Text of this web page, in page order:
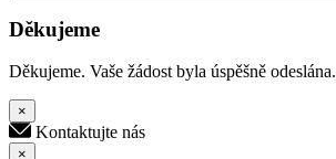
Děkujeme
Děkujeme. Vaše žádost byla úspěšně odeslána.
×
Kontaktujte nás
×